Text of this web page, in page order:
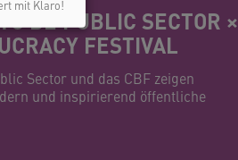
BE PUBLIC SECTOR ×
FESTIVAL
Sector und das CBF zeigen
und inspirierend öffentliche
mit Klaro!